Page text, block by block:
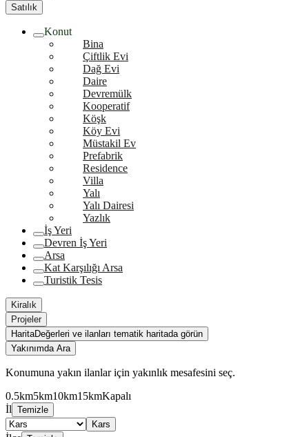
Satılık
Konut
Bina
Çiftlik Evi
Dağ Evi
Daire
Devremülk
Kooperatif
Köşk
Köy Evi
Müstakil Ev
Prefabrik
Residence
Villa
Yalı
Yalı Dairesi
Yazlık
İş Yeri
Devren İş Yeri
Arsa
Kat Karşılığı Arsa
Turistik Tesis
Kiralık
Projeler
HaritaDeğerleri ve ilanları tematik haritada görün
Yakınımda Ara
Konumuna yakın ilanlar için yakınlık mesafesini seç.
0.5km5km10km15kmKapalı
İl Temizle
Kars